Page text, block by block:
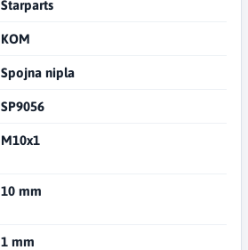
Starparts
KOM
Spojna nipla
SP9056
M10x1
10 mm
1 mm